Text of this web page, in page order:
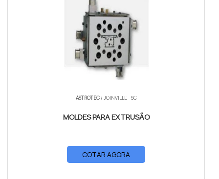
ASTROTEC/ JOINVILLE - SC
MOLDES PARA EXTRUSÃO
COTAR AGORA